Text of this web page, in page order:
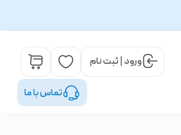
ورود | ثبت نام
تماس با ما